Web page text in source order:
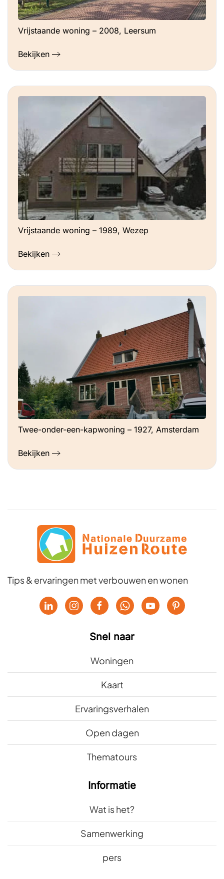
Vrijstaande woning – 2008, Leersum
Bekijken
Vrijstaande woning – 1989, Wezep
Bekijken
Twee-onder-een-kapwoning – 1927, Amsterdam
Bekijken
Tips & ervaringen met verbouwen en wonen
Snel naar
Woningen
Kaart
Ervaringsverhalen
Open dagen
Thematours
Informatie
Wat is het?
Samenwerking
pers